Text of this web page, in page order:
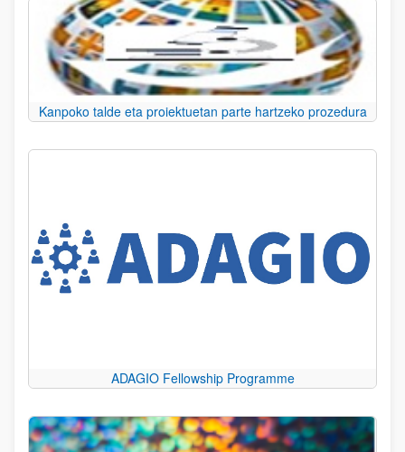
Kanpoko talde eta proiektuetan parte hartzeko prozedura
ADAGIO Fellowship Programme